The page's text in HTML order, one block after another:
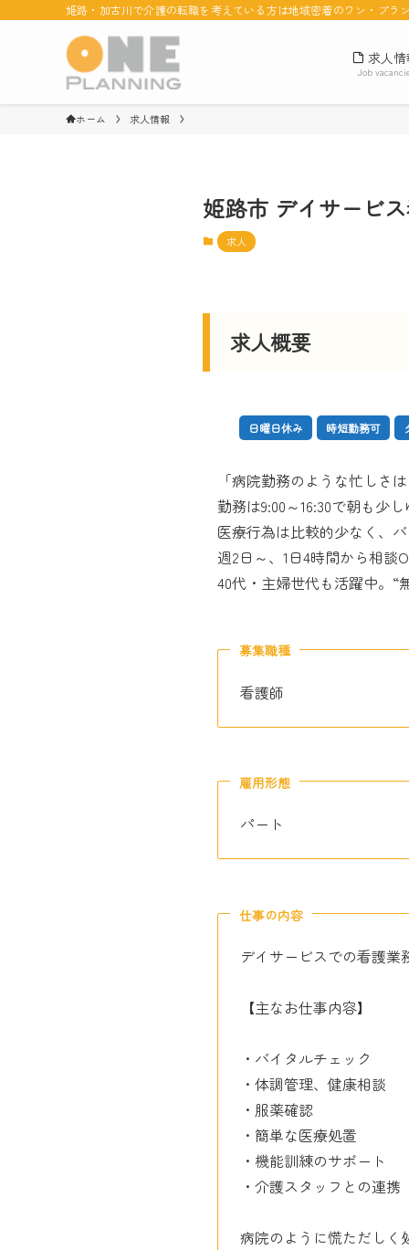
姫路・加古川で介護の転職を考えている方は地域密着のワン・プラ
求人情
Job
ホーム 求人情報
姫路市 デイサービ
求人
求人概要
日曜日休み 時短勤務可
「病院勤務のような忙しさ
勤務は9:00～16:30で朝も少
医療行為は比較的少なく、
週2日～、1日4時間から相談
40代・主婦世代も活躍中。“
募集職種
看護師
雇用形態
パート
仕事の内容
デイサービスでの看護業
【主なお仕事内容】
・バイタルチェック
・体調管理、健康相談
・服薬確認
・簡単な医療処置
・機能訓練のサポート
・介護スタッフとの連携
病院のように慌ただしく